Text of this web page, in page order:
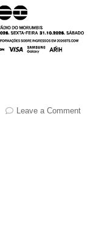
Leave a Commenton